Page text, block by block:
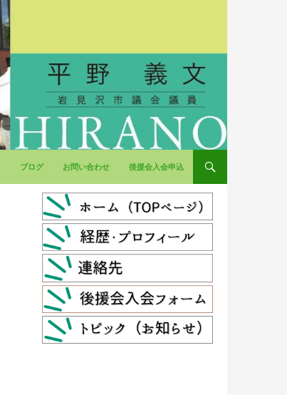
ブログ お問い合わせ 後援会入会申込